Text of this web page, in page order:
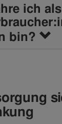
ich als
bin?